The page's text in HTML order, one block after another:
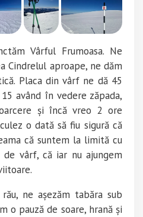
Vârful Frumoasa. Ne
Cindrelul aproape, ne dăm
Placa din vârf ne dă 45
având în vedere zăpada,
și încă vreo 2 ore
o dată să fiu sigură că
că suntem la limită cu
vârf, că iar nu ajungem
ne așezăm tabăra sub
o pauză de soare, hrană și